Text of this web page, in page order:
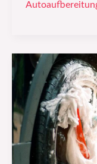
Fahrzeugpflege
&
–
Der
ultimative
Guide